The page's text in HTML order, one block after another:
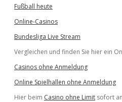
Fußball heute
Online-Casinos
Bundesliga Live Stream
Vergleichen und finden Sie hier ein
Casinos ohne Anmeldung
Online Spielhallen ohne Anmeldung
Hier beim Casino ohne Limit sofort